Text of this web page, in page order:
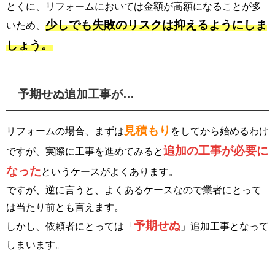
とくに、リフォームにおいては金額が高額になることが多
いため、 少しでも失敗のリスクは抑えるようにしま
しょう。
予期せぬ追加工事が…
リフォームの場合、まずは 見積もり をしてから始めるわけ
ですが、実際に工事を進めてみると追加の工事が必要に
なった というケースがよくあります。
ですが、逆に言うと、よくあるケースなので業者にとって
は当たり前とも言えます。
しかし、依頼者にとっては「 予期せぬ 」追加工事となって
しまいます。